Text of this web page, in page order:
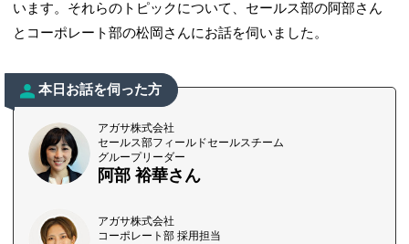
います。それらのトピックについて、セールス部の阿部さん
とコーポレート部の松岡さんにお話を伺いました。
本日お話を伺った方
アガサ株式会社
セールス部フィールドセールスチーム
グループリーダー
阿部 裕華さん
アガサ株式会社
コーポレート部 採用担当